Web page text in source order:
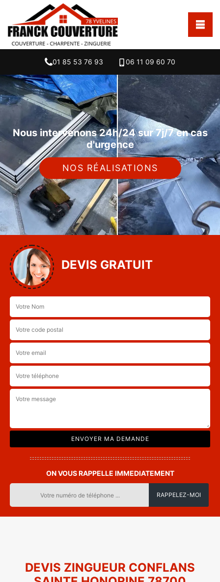
01 85 53 76 93 06 11 09 60 70
Nous intervenons 24h/24 sur 7j/7 en cas
d'urgence
NOS RÉALISATIONS
DEVIS GRATUIT
ON VOUS RAPPELLE IMMEDIATEMENT
DEVIS ZINGUEUR CONFLANS